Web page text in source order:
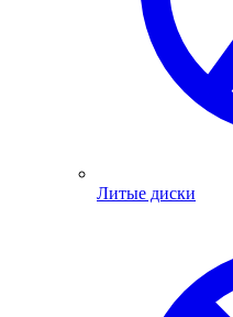
Литые диски